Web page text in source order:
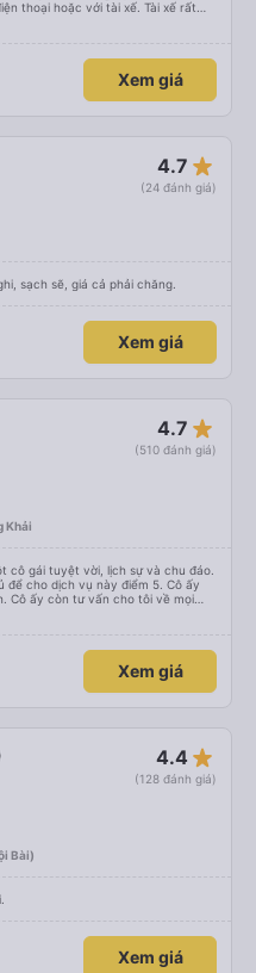
thoại hoặc với tài xế. Tài xế rất
chí cả trẻ nhỏ cũng rất chu đáo.
Xem giá
4.7 star_rate
(24 đánh giá)
sạch sẽ, giá cả phải chăng.
Xem giá
4.7 star_rate
(510 đánh giá)
Khải
cô gái tuyệt vời, lịch sự và chu đáo.
để cho dịch vụ này điểm 5. Cô ấy
Cô ấy còn tư vấn cho tôi về mọi
đến chuyến đi này. Tôi hỏi tôi có
cẩn thận. Xe buýt hơi muộn một
khách du lịch từ một khách sạn
Xem giá
4.4 star_rate
(128 đánh giá)
Bài)
Xem giá